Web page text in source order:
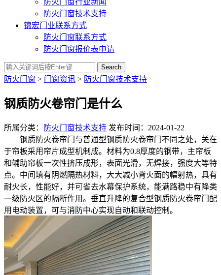
防火门窗行业新闻
防火门窗技术支持
锦宏门业联系方式
防火门窗联系方式
防火门窗报价表申请
Search
防火门窗 > 门窗资讯 > 防火门窗技术支持
钢质防火卷帘门是什么
所属分类： 防火门窗技术支持 发布时间：2024-01-22
钢质防火卷帘门与普通型钢质防火卷帘门不同之处，关在
于帘板采用帘片成型机制成。材料为0.8厚度的钢带，主帘板
和辅助帘板一次性挤压成形，表面光滑，无焊接，强度大等特
点。中间填有阴燃隔热材料，大大减小背火面的幅射热，具有
耐火长，性能好，并可省去水幕保护系统，能满路稳中有降类
一级防火区的隔断作用。垂直升降的复合型钢质防火卷帘门配
用电动装置，可与消防中心实现自动和联动控制。